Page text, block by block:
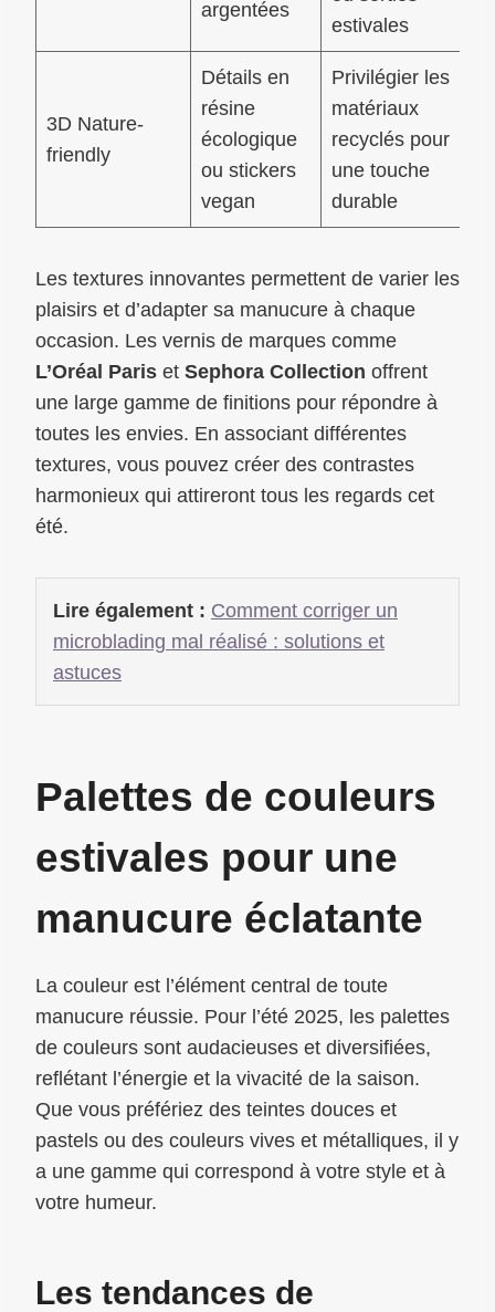
argentées
estivales
3D Nature-
friendly
Détails en
résine
écologique
ou stickers
vegan
Privilégier les
matériaux
recyclés pour
une touche
durable
Les textures innovantes permettent de varier les
plaisirs et d’adapter sa manucure à chaque
occasion. Les vernis de marques comme
L’Oréal Paris et Sephora Collection offrent
une large gamme de finitions pour répondre à
toutes les envies. En associant différentes
textures, vous pouvez créer des contrastes
harmonieux qui attireront tous les regards cet
été.
Lire également : Comment corriger un
microblading mal réalisé : solutions et
astuces
Palettes de couleurs
estivales pour une
manucure éclatante
La couleur est l’élément central de toute
manucure réussie. Pour l’été 2025, les palettes
de couleurs sont audacieuses et diversifiées,
reflétant l’énergie et la vivacité de la saison.
Que vous préfériez des teintes douces et
pastels ou des couleurs vives et métalliques, il y
a une gamme qui correspond à votre style et à
votre humeur.
Les tendances de